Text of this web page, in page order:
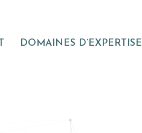
DOMAINES D’EXPERTISE